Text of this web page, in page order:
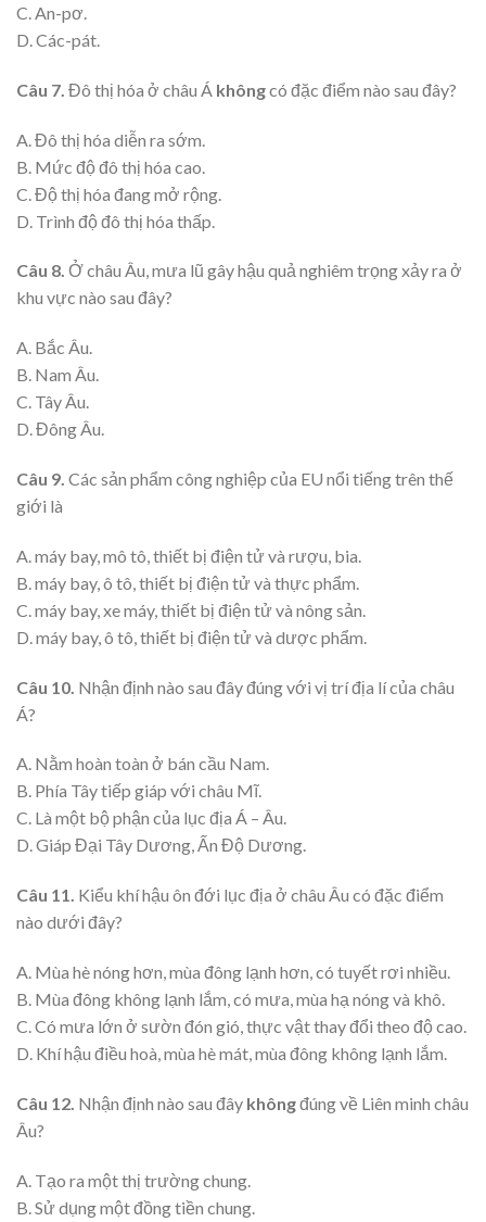
C. An-pơ.
D. Các-pát.
Câu 7. Đô thị hóa ở châu Á khôngcó đặc điểm nào sau đây?
A. Đô thị hóa diễn ra sớm.
B. Mức độ đô thị hóa cao.
C. Độ thị hóa đang mở rộng.
D. Trình độ đô thị hóa thấp.
Câu 8. Ở châu Âu, mưa lũ gây hậu quả nghiêm trọng xảy ra ở
khu vực nào sau đây?
A. Bắc Âu.
B. Nam Âu.
C. Tây Âu.
D. Đông Âu.
Câu 9. Các sản phẩm công nghiệp của EU nổi tiếng trên thế
giới là
A. máy bay, mô tô, thiết bị điện tử và rượu, bia.
B. máy bay, ô tô, thiết bị điện tử và thực phẩm.
C. máy bay, xe máy, thiết bị điện tử và nông sản.
D. máy bay, ô tô, thiết bị điện tử và dược phẩm.
Câu 10. Nhận định nào sau đây đúng với vị trí địa lí của châu
Á?
A. Nằm hoàn toàn ở bán cầu Nam.
B. Phía Tây tiếp giáp với châu Mĩ.
C. Là một bộ phận của lục địa Á – Âu.
D. Giáp Đại Tây Dương, Ấn Độ Dương.
Câu 11. Kiểu khí hậu ôn đới lục địa ở châu Âu có đặc điểm
nào dưới đây?
A. Mùa hè nóng hơn, mùa đông lạnh hơn, có tuyết rơi nhiều.
B. Mùa đông không lạnh lắm, có mưa, mùa hạ nóng và khô.
C. Có mưa lớn ở sườn đón gió, thực vật thay đổi theo độ cao.
D. Khí hậu điều hoà, mùa hè mát, mùa đông không lạnh lắm.
Câu 12. Nhận định nào sau đây khôngđúng về Liên minh châu
Âu?
A. Tạo ra một thị trường chung.
B. Sử dụng một đồng tiền chung.